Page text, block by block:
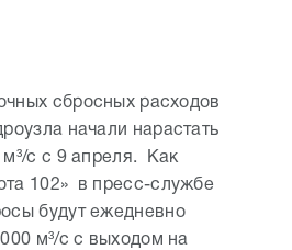
сбросных расходов
начали нарастать
с с 9 апреля. Как
102» в пресс-службе
будут ежедневно
м³/с с выходом на